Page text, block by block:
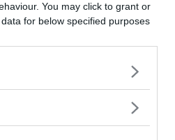
You may click to grant or
for below specified purposes